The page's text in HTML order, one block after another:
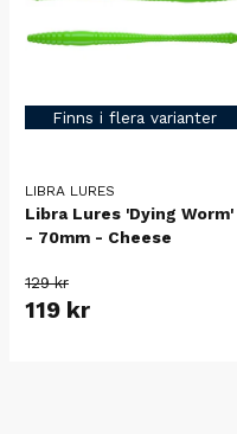
Finns i flera varianter
LIBRA LURES
Libra Lures 'Dying Worm'
- 70mm - Cheese
129 kr
119 kr